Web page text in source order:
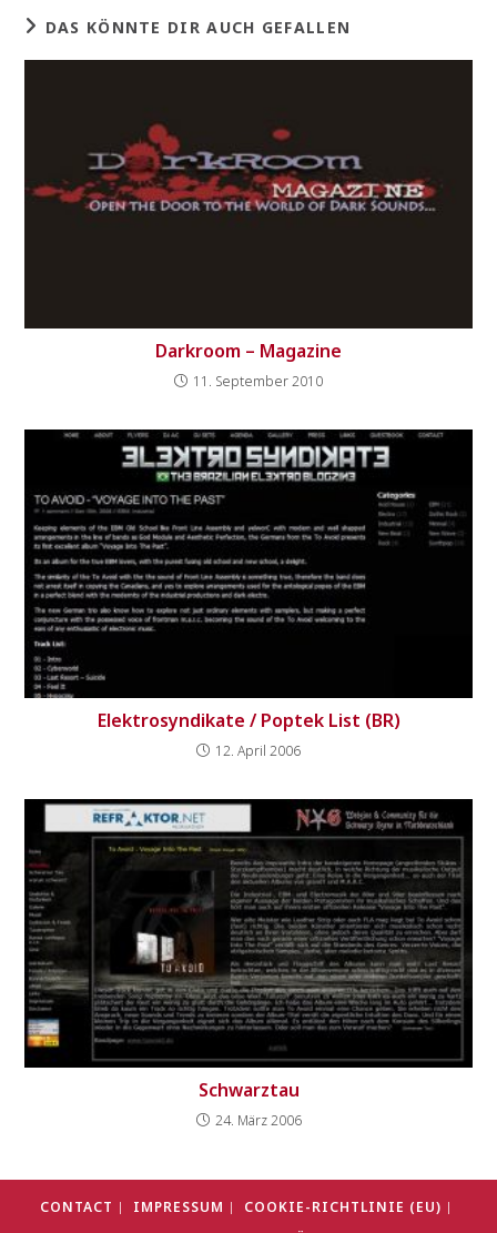
DAS KÖNNTE DIR AUCH GEFALLEN
Darkroom – Magazine
11. September 2010
Elektrosyndikate / Poptek List (BR)
12. April 2006
Schwarztau
24. März 2006
CONTACT IMPRESSUM
COOKIE-RICHTLINIE (EU)